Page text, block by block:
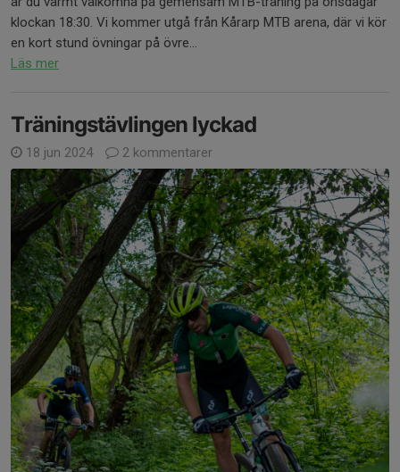
klockan 18:30. Vi kommer utgå från Kårarp MTB arena, där vi kör
en kort stund övningar på övre...
Läs mer
Träningstävlingen lyckad
18 jun 2024 2 kommentarer